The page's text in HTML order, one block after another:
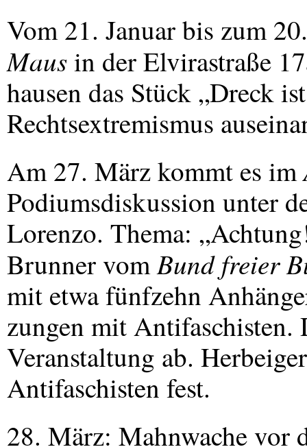
Vom 21. Januar bis zum
Mausin der Elvirastraße
hausen das Stück „Dreck
Rechtsextremismus
Am 27. März kommt es im
Podiumsdiskussion unter
Lorenzo. Thema:
Brunner vomBund freier
mit etwa fünfzehn
zungen mit
Veranstaltung ab.
Antifaschisten fest.
28. März: Mahnwache vor